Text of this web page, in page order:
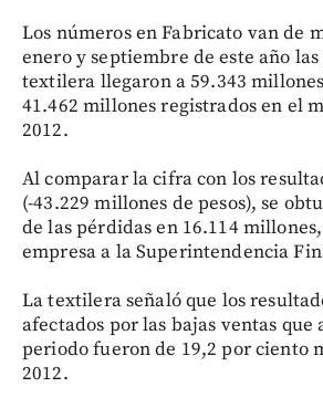
Los números en Fabricato van de
enero y septiembre de este año
textilera llegaron a 59.343
41.462 millones registrados en el
2012.
Al comparar la cifra con los
(-43.229 millones de pesos), se
de las pérdidas en 16.114
empresa a la Superintendencia
La textilera señaló que los
afectados por las bajas ventas que
periodo fueron de 19,2 por ciento
2012.